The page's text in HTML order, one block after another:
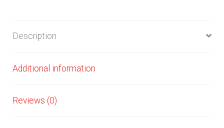
Description
Additional information
Reviews (0)